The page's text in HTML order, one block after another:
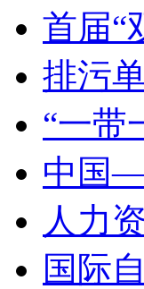
首届“
排污
“一带
中国—
人力
国际